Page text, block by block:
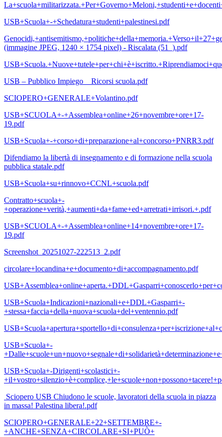
USB+Scuola+-+Schedatura+studenti+palestinesi.pdf
(immagine JPEG, 1240 × 1754 pixel) - Riscalata (51_).pdf
USB – Pubblico Impiego _ Ricorsi scuola.pdf
SCIOPERO+GENERALE+Volantino.pdf
USB+SCUOLA+-+Assemblea+online+26+novembre+ore+17-
19.pdf
USB+Scuola+-+corso+di+preparazione+al+concorso+PNRR3.pdf
Difendiamo la libertà di insegnamento e di formazione nella scuola
pubblica statale.pdf
USB+Scuola+su+rinnovo+CCNL+scuola.pdf
Contratto+scuola+-
+operazione+verità,+aumenti+da+fame+ed+arretrati+irrisori.+.pdf
USB+SCUOLA+-+Assemblea+online+14+novembre+ore+17-
19.pdf
Screenshot_20251027-222513_2.pdf
circolare+locandina+e+documento+di+accompagnamento.pdf
USB+Scuola+Indicazioni+nazionali+e+DDL+Gasparri+-
+stessa+faccia+della+nuova+scuola+del+ventennio.pdf
USB+Scuola+-
USB+Scuola+-Dirigenti+scolastici+-
Sciopero USB Chiudono le scuole, lavoratori della scuola in piazza
in massa! Palestina libera!.pdf
SCIOPERO+GENERALE+22+SETTEMBRE+-
+ANCHE+SENZA+CIRCOLARE+SI+PUÒ+